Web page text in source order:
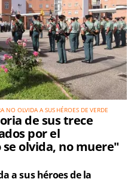
OLVIDA A SUS HÉROES DE VERDE
de sus trece
por el
olvida, no muere"
a sus héroes de la